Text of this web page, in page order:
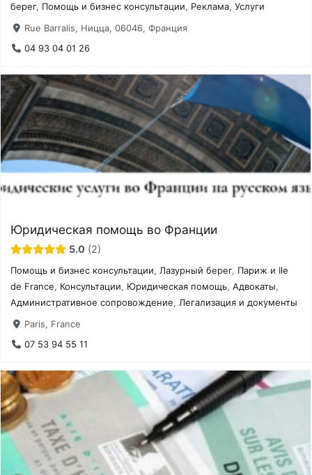
берег, Помощь и бизнес консультации, Реклама,Услуги
Rue Barralis, Ницца, 06046, Франция
04 93 04 01 26
Юридическая помощь во Франции
5.0 2
Помощь и бизнес консультации,Лазурный берег, Париж и Ile
de France, Консультации, Юридическая помощь,Адвокаты,
Административное сопровождение,Легализация и документы
Paris, France
07 53 94 55 11